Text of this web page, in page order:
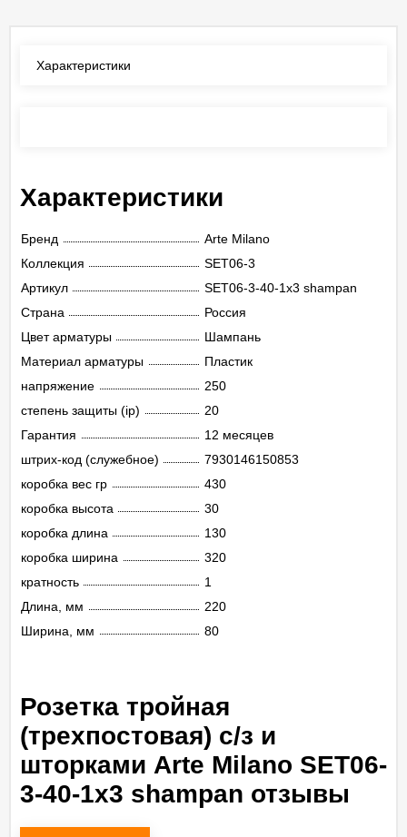
Характеристики
Характеристики
Бренд
Arte Milano
Коллекция
SET06-3
Артикул
SET06-3-40-1x3 shampan
Страна
Россия
Цвет арматуры
Шампань
Материал арматуры
Пластик
напряжение
250
степень защиты (ip)
20
Гарантия
12 месяцев
штрих-код (служебное)
7930146150853
коробка вес гр
430
коробка высота
30
коробка длина
130
коробка ширина
320
кратность
1
Длина, мм
220
Ширина, мм
80
Розетка тройная
(трехпостовая) с/з и
шторками Arte Milano SET06-
3-40-1x3 shampan отзывы